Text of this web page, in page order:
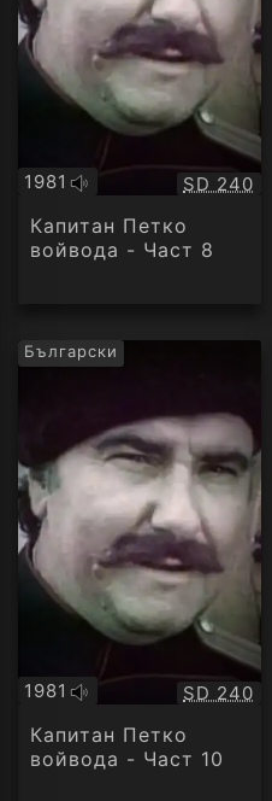
1981
Оригинално
аудио
Качество:
SD 240
Капитан Петко
войвода - Част 8
Български
1981
Оригинално
аудио
Качество:
SD 240
Капитан Петко
войвода - Част 10